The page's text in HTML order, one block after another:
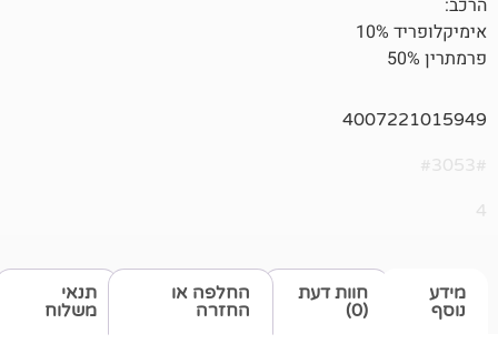
תנאי
משלוח
חוות דעת
החלפה או
החזרה